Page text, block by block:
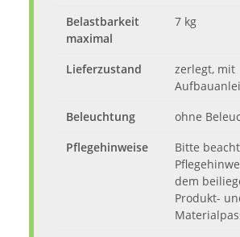
Belastbarkeit
maximal
7 kg
Lieferzustand
zerlegt, mit
Beleuchtung
ohne
Pflegehinweise
Bitte
dem
Produkt-